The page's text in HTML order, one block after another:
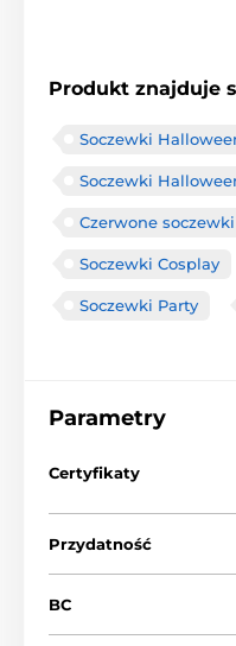
Produkt znajduje
Soczewki
Soczewki
Czerwone soczewki
Soczewki Cosplay
Soczewki Party
Parametry
Certyfikaty
Przydatność
BC